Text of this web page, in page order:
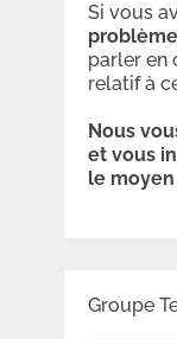
Si vous
problème
parler en
relatif à
Nous
et vous
le
Groupe